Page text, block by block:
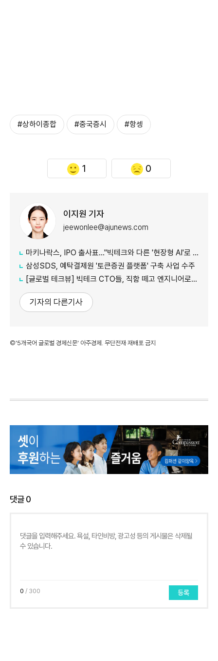
#상하이종합 #중국증시 #항셍
1 0
이지원 기자
jeewonlee@ajunews.com
마키나락스, IPO 출사표…"빅테크와 다른 '현장형 AI'로 승부"
삼성SDS, 예탁결제원 '토큰증권 플랫폼' 구축 사업 수주
[글로벌 테크뷰] 빅테크 CTO들, 직함 떼고 엔지니어로 유턴...'앤트로픽행 러시' 이유는
기자의 다른기사
©'5개국어 글로벌 경제신문' 아주경제. 무단전재·재배포 금지
댓글0
0 / 300 등록